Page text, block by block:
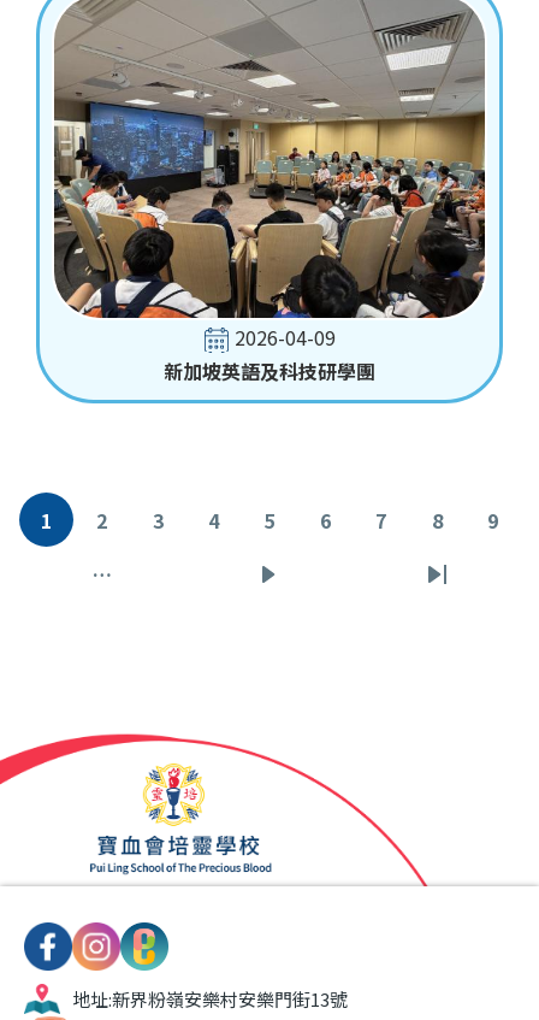
2026-04-09
新加坡英語及科技研學團
Pagination
目
1
頁
面
2
頁
3
頁
4
頁
面
5
頁
6
頁
7
頁
面
8
頁
9
…
Last
地址:新界粉嶺安樂村安樂門街13號